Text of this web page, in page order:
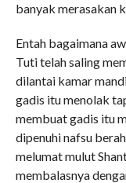
banyak merasakan
Entah bagaimana
Tuti telah saling
dilantai kamar
gadis itu menolak
membuat gadis itu
dipenuhi nafsu
melumat mulut
membalasnya